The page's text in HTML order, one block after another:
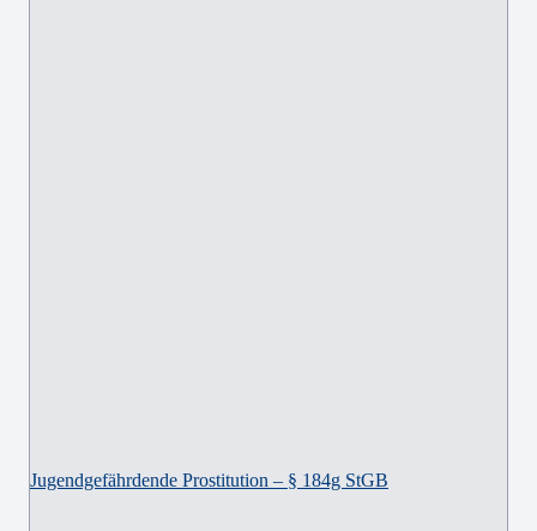
Jugendgefährdende Prostitution – § 184g StGB